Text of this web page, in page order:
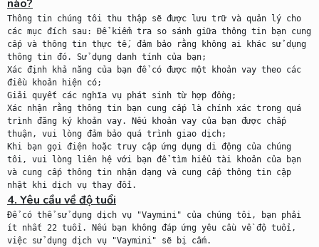
nào?
Thông tin chúng tôi thu thập sẽ được lưu trữ và quản lý cho
các mục đích sau: Để kiểm tra so sánh giữa thông tin bạn cung
cấp và thông tin thực tế, đảm bảo rằng không ai khác sử dụng
thông tin đó. Sử dụng danh tính của bạn;
Xác định khả năng của bạn để có được một khoản vay theo các
điều khoản hiện có;
Giải quyết các nghĩa vụ phát sinh từ hợp đồng;
Xác nhận rằng thông tin bạn cung cấp là chính xác trong quá
trình đăng ký khoản vay. Nếu khoản vay của bạn được chấp
thuận, vui lòng đảm bảo quá trình giao dịch;
Khi bạn gọi điện hoặc truy cập ứng dụng di động của chúng
tôi, vui lòng liên hệ với bạn để tìm hiểu tài khoản của bạn
và cung cấp thông tin nhận dạng và cung cấp thông tin cập
4. Yêu cầu về độ tuổi
Để có thể sử dụng dịch vụ "Vaymini" của chúng tôi, bạn phải
ít nhất 22 tuổi. Nếu bạn không đáp ứng yêu cầu về độ tuổi,